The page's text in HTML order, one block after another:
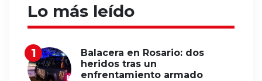
Lo más leído
Balacera en Rosario: dos
heridos tras un
enfrentamiento armado